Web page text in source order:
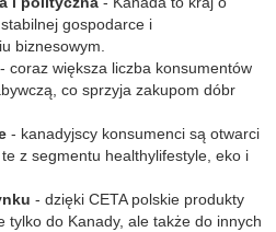
gospodarce i
biznesowym.
- coraz większa liczba konsumentów
co sprzyja zakupom dóbr
- kanadyjscy konsumenci są otwarci
z segmentu healthylifestyle, eko i
- dzięki CETA polskie produkty
tylko do Kanady, ale także do innych